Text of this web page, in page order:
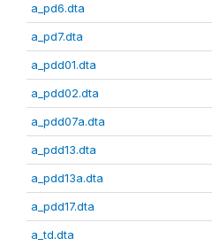
a_pd6.dta
a_pd7.dta
a_pdd01.dta
a_pdd02.dta
a_pdd07a.dta
a_pdd13.dta
a_pdd13a.dta
a_pdd17.dta
a_td.dta